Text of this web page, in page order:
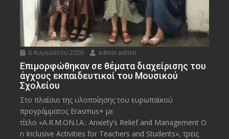
6 Αυγούστου 2026 admin admin
Eπιμορφώθηκαν σε θέματα διαχείρισης του
άγχους εκπαιδευτικοί του Μουσικού
Σχολείου
Στο πλαίσιο της υλοποίησης του ευρωπαϊκού
προγράμματος Erasmus+ με
τίτλο «A.R.M.ON.I.A.: Anxiety’s Relief and Management O
n Inclusive Activities for Teachers and Students», τρεις